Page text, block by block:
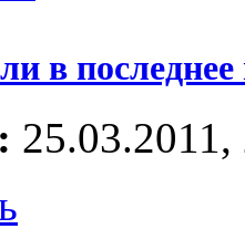
в